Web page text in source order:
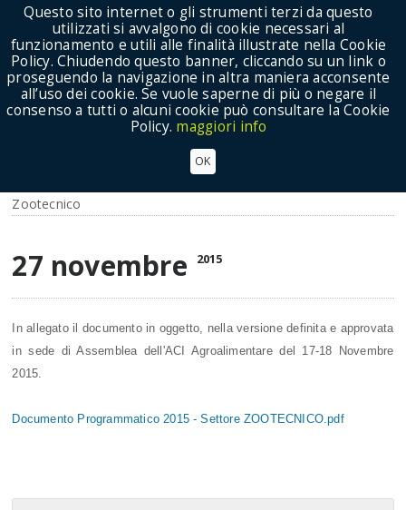
Show Menu
settore ZOOTECNICO - ACI
Zootecnico
27 novembre 2015
In allegato il documento in oggetto, nella versione definita e approvata
in sede di Assemblea dell'ACI Agroalimentare del 17-18 Novembre
2015.
Documento Programmatico 2015 - Settore ZOOTECNICO.pdf
Questo sito internet o gli strumenti terzi da questo
utilizzati si avvalgono di cookie necessari al
funzionamento e utili alle finalità illustrate nella Cookie
Policy. Chiudendo questo banner, cliccando su un link o
proseguendo la navigazione in altra maniera acconsente
all’uso dei cookie. Se vuole saperne di più o negare il
consenso a tutti o alcuni cookie può consultare la Cookie
Policy. maggiori info
OK